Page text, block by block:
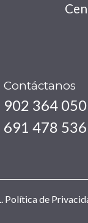
Contáctanos
902 364 050
691 478 536
Política de